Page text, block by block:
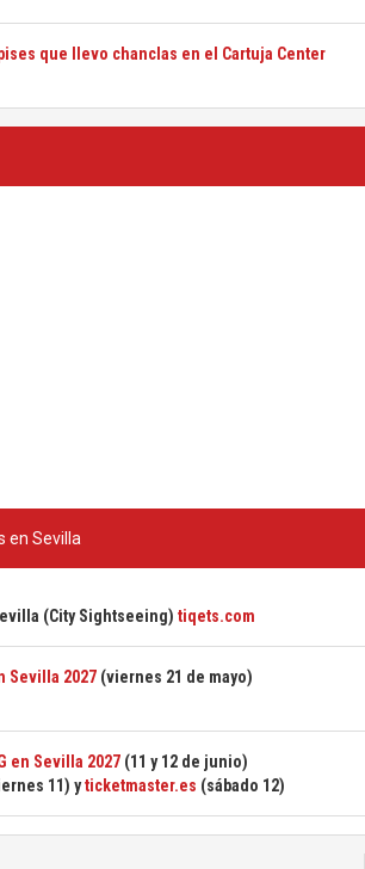
que llevo chanclas en el Cartuja Center
en Sevilla
(City Sightseeing) tiqets.com
Sevilla 2027 (viernes 21 de mayo)
en Sevilla 2027 (11 y 12 de junio)
11) yticketmaster.es (sábado 12)